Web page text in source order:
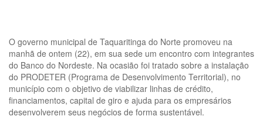
O governo municipal de Taquaritinga do Norte promoveu na
manhã de ontem (22), em sua sede um encontro com integrantes
do Banco do Nordeste. Na ocasião foi tratado sobre a instalação
do PRODETER (Programa de Desenvolvimento Territorial), no
município com o objetivo de viabilizar linhas de crédito,
financiamentos, capital de giro e ajuda para os empresários
desenvolverem seus negócios de forma sustentável.